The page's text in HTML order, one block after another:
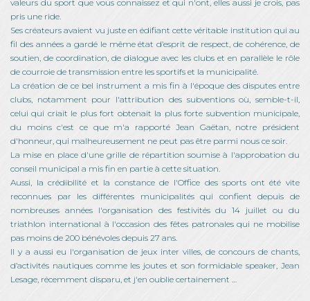
valeurs du sport que vous connaissez et qui n'ont, elles aussi je crois, pas
pris une ride.
Ses créateurs avaient vu juste en édifiant cette véritable institution qui au
fil des années a gardé le même état d’esprit de respect, de cohérence, de
soutien, de coordination, de dialogue avec les clubs et en parallèle le rôle
de courroie de transmission entre les sportifs et la municipalité.
La création de ce bel instrument a mis fin à l'époque des disputes entre
clubs, notamment pour l'attribution des subventions où, semble-t-il,
celui qui criait le plus fort obtenait la plus forte subvention municipale,
du moins c'est ce que m'a rapporté Jean Gaëtan, notre président
d'honneur, qui malheureusement ne peut pas être parmi nous ce soir.
La mise en place d'une grille de répartition soumise à l'approbation du
conseil municipal a mis fin en partie à cette situation.
Aussi, la crédibilité et la constance de l'Office des sports ont été vite
reconnues par les différentes municipalités qui confient depuis de
nombreuses années l'organisation des festivités du 14 juillet ou du
triathlon international à l'occasion des fêtes patronales qui ne mobilise
pas moins de 200 bénévoles depuis 27 ans.
Il y a aussi eu l'organisation de jeux inter villes, de concours de chants,
d’activités nautiques comme les joutes et son formidable speaker, Jean
Lesage, récemment disparu, et j'en oublie certainement …